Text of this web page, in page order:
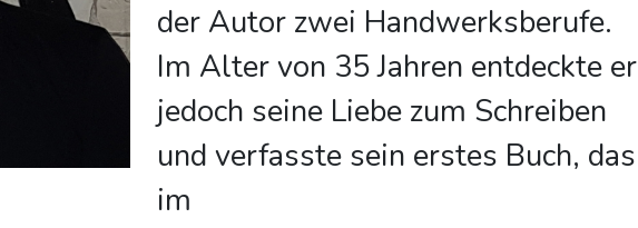
der Autor zwei Handwerksberufe.
Im Alter von 35 Jahren entdeckte er
jedoch seine Liebe zum Schreiben
und verfasste sein erstes Buch, das
im